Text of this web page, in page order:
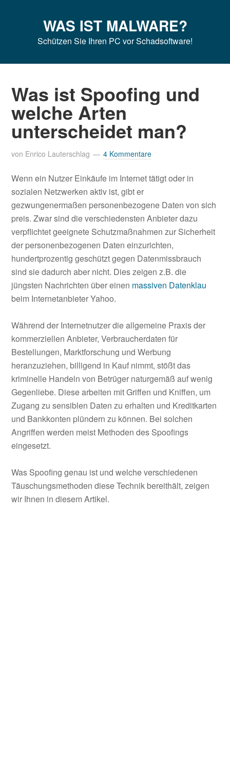
Hauptnavigation
SeitenspalteWAS IST MALWARE?
Schützen Sie Ihren PC vor Schadsoftware!
Was ist Spoofing und
welche Arten
unterscheidet man?
von Enrico Lauterschlag 4 Kommentare
Wenn ein Nutzer Einkäufe im Internet tätigt oder in
sozialen Netzwerken aktiv ist, gibt er
gezwungenermaßen personenbezogene Daten von sich
preis. Zwar sind die verschiedensten Anbieter dazu
verpflichtet geeignete Schutzmaßnahmen zur Sicherheit
der personenbezogenen Daten einzurichten,
hundertprozentig geschützt gegen Datenmissbrauch
sind sie dadurch aber nicht. Dies zeigen z.B. die
jüngsten Nachrichten über einen massiven Datenklau
beim Internetanbieter Yahoo.
Während der Internetnutzer die allgemeine Praxis der
kommerziellen Anbieter, Verbraucherdaten für
Bestellungen, Marktforschung und Werbung
heranzuziehen, billigend in Kauf nimmt, stößt das
kriminelle Handeln von Betrüger naturgemäß auf wenig
Gegenliebe. Diese arbeiten mit Griffen und Kniffen, um
Zugang zu sensiblen Daten zu erhalten und Kreditkarten
und Bankkonten plündern zu können. Bei solchen
Angriffen werden meist Methoden des Spoofings
eingesetzt.
Was Spoofing genau ist und welche verschiedenen
Täuschungsmethoden diese Technik bereithält, zeigen
wir Ihnen in diesem Artikel.